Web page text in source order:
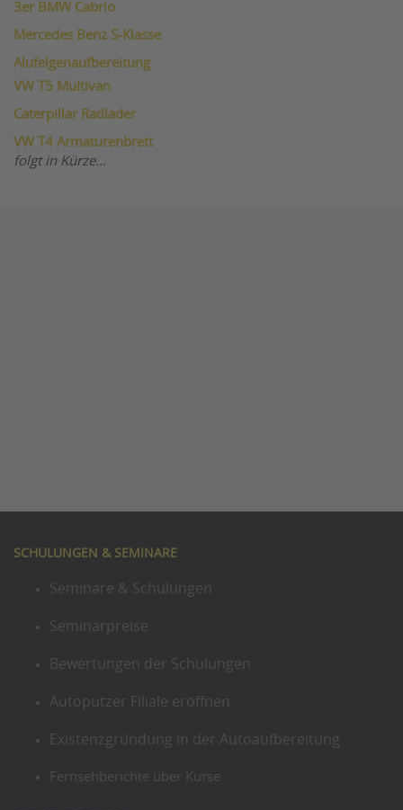
3er BMW Cabrio
Mercedes Benz S-Klasse
Alufelgenaufbereitung
VW T5 Multivan
Caterpillar Radlader
VW T4 Armaturenbrett
folgt in Kürze...
SCHULUNGEN & SEMINARE
Seminare & Schulungen
Seminarpreise
Bewertungen der Schulungen
Autoputzer Filiale eröffnen
Existenzgründung in der Autoaufbereitung
Fernsehberichte über Kurse